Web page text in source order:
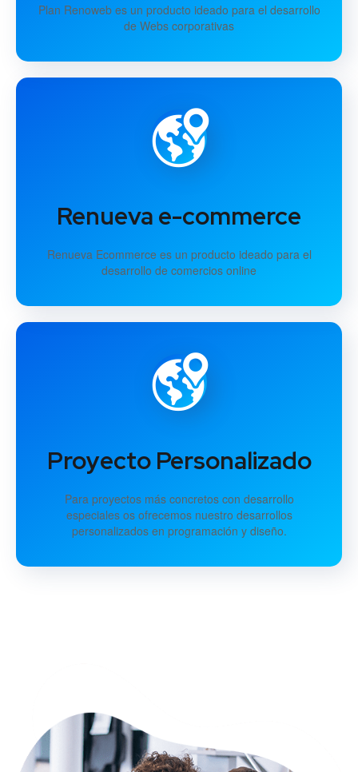
Plan Renoweb es un producto ideado para el desarrollo
de Webs corporativas
Renueva e-commerce
Renueva Ecommerce es un producto ideado para el
desarrollo de comercios online
Proyecto Personalizado
Para proyectos más concretos con desarrollo
especiales os ofrecemos nuestro desarrollos
personalizados en programación y diseño.